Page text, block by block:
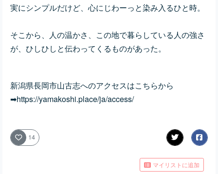
実にシンプルだけど、心にじわーっと染み入るひと時。
そこから、人の温かさ、この地で暮らしている人の強さ
が、ひしひしと伝わってくるものがあった。
新潟県長岡市山古志へのアクセスはこちらから
➡https://yamakoshi.place/ja/access/
14
マイリストに追加